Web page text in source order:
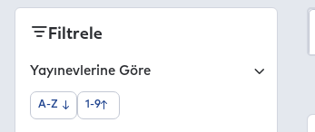
Filtrele
Yayınevlerine Göre
A-Z 1-9